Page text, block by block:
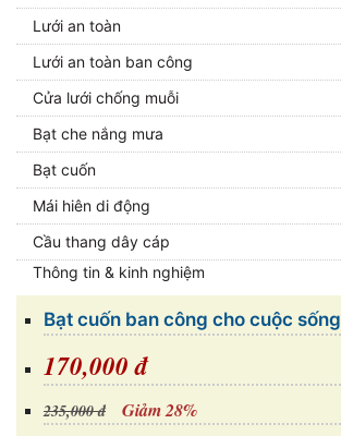
Lưới an toàn
Lưới an toàn ban công
Cửa lưới chống muỗi
Bạt che nắng mưa
Bạt cuốn
Mái hiên di động
Cầu thang dây cáp
Thông tin & kinh nghiệm
Bạt cuốn ban công cho cuộc
170,000 đ
235,000 đ Giảm 28%